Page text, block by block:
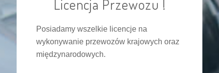
Licencja Przewozu !
Posiadamy wszelkie licencje na
wykonywanie przewozów krajowych oraz
międzynarodowych.